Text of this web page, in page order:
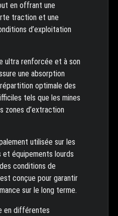
en offrant une
traction et une
d’exploitation
ultra renforcée et à son
une absorption
optimale des
tels que les mines
zones d’extraction
utilisée sur les
et équipements lourds
conditions de
conçue pour garantir
sur le long terme.
en différentes